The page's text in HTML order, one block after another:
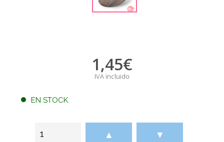
1,45€
IVA incluido
EN STOCK
▲ ▼